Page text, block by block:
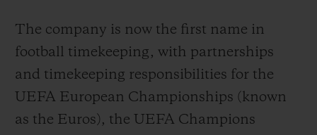
The company is now the first name in
football timekeeping, with partnerships
and timekeeping responsibilities for the
UEFA European Championships (known
as the Euros), the UEFA Champions